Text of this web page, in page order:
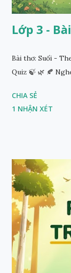
Lớp 3 -
Bài thơ: Suối -
Quiz 🍃 🌿 🍂
CHIA SẺ
1 NHẬN XÉT